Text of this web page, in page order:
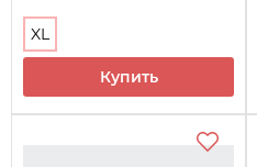
XL
Купить